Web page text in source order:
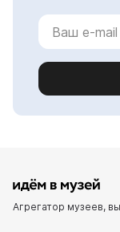
Агрегатор музеев,